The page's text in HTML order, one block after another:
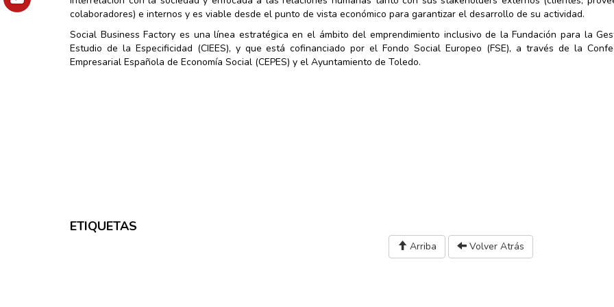
colaboradores) e internos y es viable desde el punto de vista económico para garantizar el desarrollo de su actividad.
Social Business Factory es una línea estratégica en el ámbito del emprendimiento inclusivo de la Fundación para la
Estudio de la Especificidad (CIEES), y que está cofinanciado por el Fondo Social Europeo (FSE), a través de la
Empresarial Española de Economía Social (CEPES) y el Ayuntamiento de Toledo.
ETIQUETAS
Arriba Volver Atrás